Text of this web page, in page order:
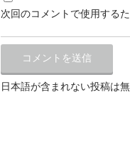
次回のコメントで使用する
日本語が含まれない投稿は